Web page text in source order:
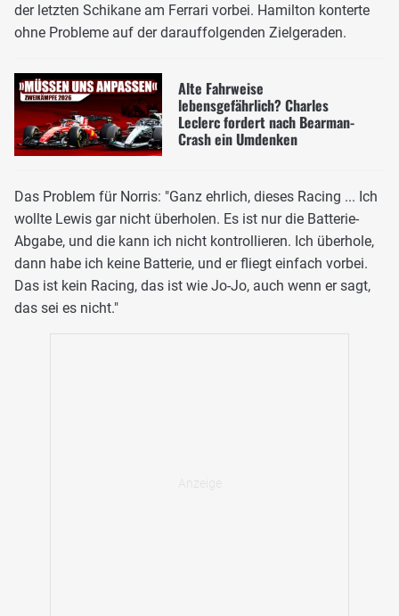
der letzten Schikane am Ferrari vorbei. Hamilton konterte
ohne Probleme auf der darauffolgenden Zielgeraden.
Alte Fahrweise
lebensgefährlich? Charles
Leclerc fordert nach Bearman-
Crash ein Umdenken
Das Problem für Norris: "Ganz ehrlich, dieses Racing ... Ich
wollte Lewis gar nicht überholen. Es ist nur die Batterie-
Abgabe, und die kann ich nicht kontrollieren. Ich überhole,
dann habe ich keine Batterie, und er fliegt einfach vorbei.
Das ist kein Racing, das ist wie Jo-Jo, auch wenn er sagt,
das sei es nicht."